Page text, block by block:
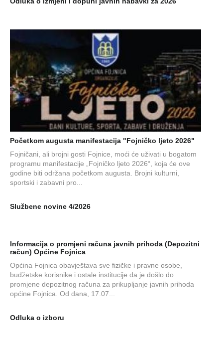
Početkom augusta manifestacija "Fojničko ljeto 2026"
Fojničani, ali brojni gosti Fojnice, moći će uživati u bogatom
programu manifestacije „Fojničko ljeto 2026“, koja će ove
godine biti održana početkom augusta. Brojni kulturni,
sportski i zabavni pro...
Službene novine 4/2026
Informacija o promjeni računa javnih prihoda (Depozitni
račun) Općine Fojnica
Općina Fojnica obavještava sve fizičke i pravne osobe,
budžetske korisnike i ostale institucije da je došlo do
promjene depozitnog računa za prikupljanje javnih prihoda
općine Fojnica. Od dana, 17.07...
Odluka o izboru